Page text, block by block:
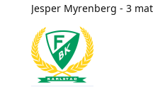
Jesper Myrenberg - 3